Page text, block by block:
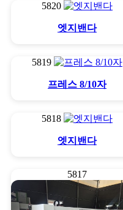
5820
엣지밴다
5819
프레스 8/10자
5818
엣지밴다
5817